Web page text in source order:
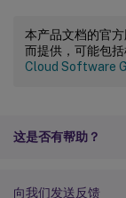
本产品文档的官
而提供，可能包
Cloud Software
这是否有帮助？
向我们发送反馈